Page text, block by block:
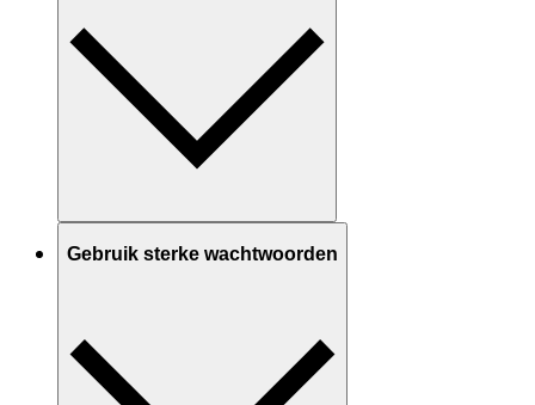
Gebruik sterke wachtwoorden